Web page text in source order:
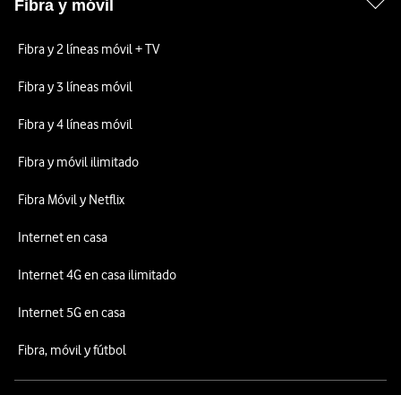
Fibra y móvil
Fibra y 2 líneas móvil + TV
Fibra y 3 líneas móvil
Fibra y 4 líneas móvil
Fibra y móvil ilimitado
Fibra Móvil y Netflix
Internet en casa
Internet 4G en casa ilimitado
Internet 5G en casa
Fibra, móvil y fútbol